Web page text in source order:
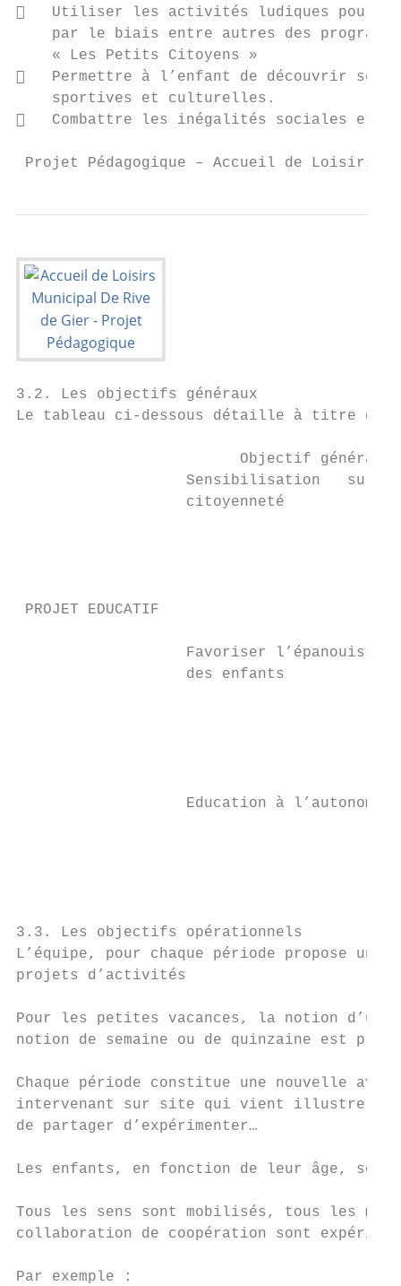
   Utiliser les activités ludiques pour
par le biais entre autres des
    « Les Petits Citoyens »
   Permettre à l’enfant de découvrir
    sportives et culturelles.
   Combattre les inégalités sociales et
Projet Pédagogique – Accueil de
3.2. Les objectifs généraux
Le tableau ci-dessous détaille à titre
Objectif général
Sensibilisation   sur
citoyenneté
PROJET EDUCATIF
Favoriser
des enfants
Education à
3.3. Les objectifs opérationnels
L’équipe, pour chaque période propose
projets d’activités
Pour les petites vacances, la notion d’un
notion de semaine ou de quinzaine est
Chaque période constitue une nouvelle
intervenant sur site qui vient illustrer le
de partager d’expérimenter…
Les enfants, en fonction de leur âge, sont
Tous les sens sont mobilisés, tous les
collaboration de coopération sont
Par exemple :